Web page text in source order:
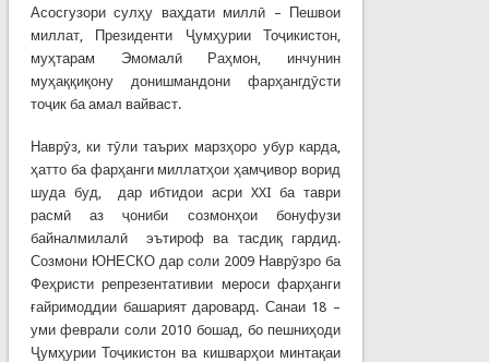
Асосгузори сулҳу ваҳдати миллӣ – Пешвои
миллат, Президенти Ҷумҳурии Тоҷикистон,
муҳтарам Эмомалӣ Раҳмон, инчунин
муҳаққиқону донишмандони фарҳангдӯсти
тоҷик ба амал вайваст.
Наврӯз, ки тӯли таърих марзҳоро убур карда,
ҳатто ба фарҳанги миллатҳои ҳамҷивор ворид
шуда буд, дар ибтидои асри XXI ба таври
расмӣ аз ҷониби созмонҳои бонуфузи
байналмилалӣ эътироф ва тасдиқ гардид.
Созмони ЮНЕСКО дар соли 2009 Наврӯзро ба
Феҳристи репрезентативии мероси фарҳанги
ғайримоддии башарият даровард. Санаи 18 –
уми феврали соли 2010 бошад, бо пешниҳоди
Ҷумҳурии Тоҷикистон ва кишварҳои минтақаи